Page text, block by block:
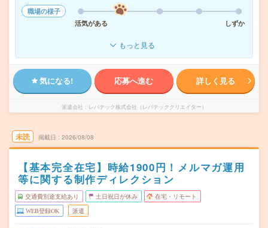
職場の様子
活気がある
しずか
もっと見る
気になる! 応募へ進む 詳しく見る
派遣会社 レバテック株式会社（レバテッククリエイター）
未読 掲載日 2026/08/08
【基本完全在宅】時給1900円！メルマガ運用
等に関する制作ディレクション
交通費別途支給あり 土日祝日が休み 在宅・リモート
WEB登録OK 派遣